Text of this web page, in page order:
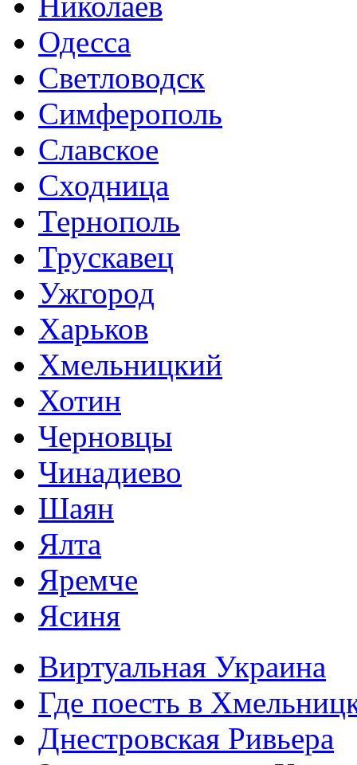
Одесса
Светловодск
Симферополь
Славское
Сходница
Тернополь
Трускавец
Ужгород
Харьков
Хмельницкий
Хотин
Черновцы
Чинадиево
Шаян
Ялта
Яремче
Ясиня
Виртуальная Украина
Где поесть в
Днестровская Ривьера